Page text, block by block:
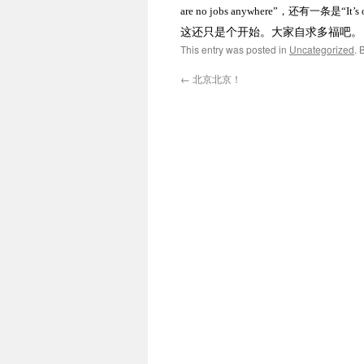
are no jobs anywhere”，还有一条是“It’s
这还只是个开始。大家自求多福吧。
This entry was posted in Uncategorized.
← 北京北京！